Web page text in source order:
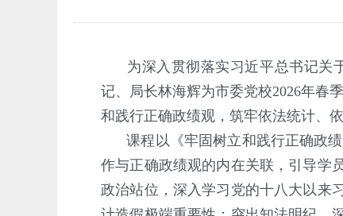
为深入贯彻落实习近平总书记关
记、局长林海辉为市委党校2026年春
和践行正确政绩观，筑牢依法统计、
课程以《牢固树立和践行正确政
作与正确政绩观的内在关联，引导学
政治站位，深入学习党的十八大以来